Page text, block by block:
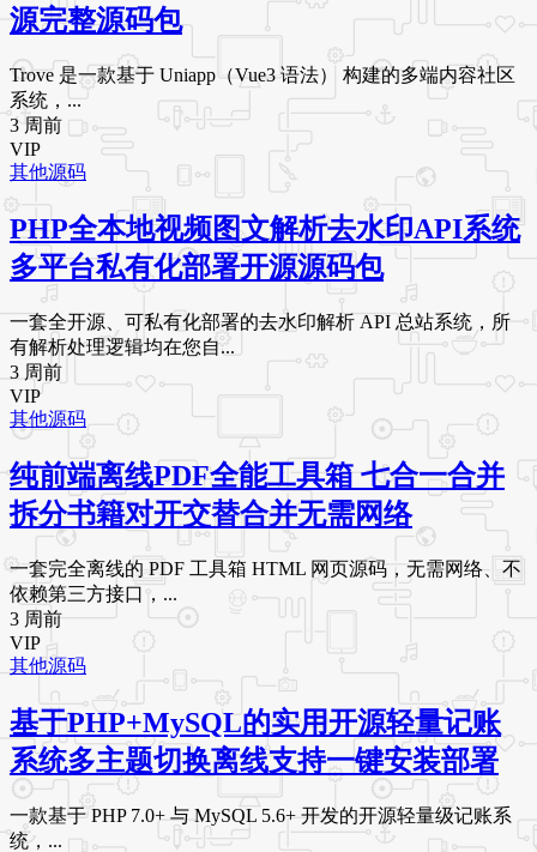
源完整源码包
Trove 是一款基于 Uniapp（Vue3 语法） 构建的多端内容社区
系统，...
3 周前
VIP
其他源码
PHP全本地视频图文解析去水印API系统
多平台私有化部署开源源码包
一套全开源、可私有化部署的去水印解析 API 总站系统，所
有解析处理逻辑均在您自...
3 周前
VIP
其他源码
纯前端离线PDF全能工具箱 七合一合并
拆分书籍对开交替合并无需网络
一套完全离线的 PDF 工具箱 HTML 网页源码，无需网络、不
依赖第三方接口，...
3 周前
VIP
其他源码
基于PHP+MySQL的实用开源轻量记账
系统多主题切换离线支持一键安装部署
一款基于 PHP 7.0+ 与 MySQL 5.6+ 开发的开源轻量级记账系
统，...